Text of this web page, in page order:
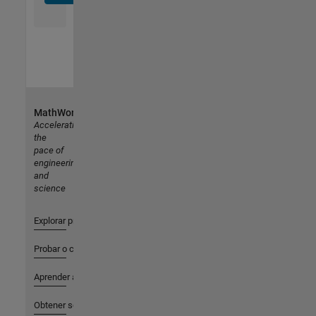
MathWorks
Accelerating
the
pace of
engineering
and
science
Explorar productos
Probar o comprar
Aprender a utilizar
Obtener soporte